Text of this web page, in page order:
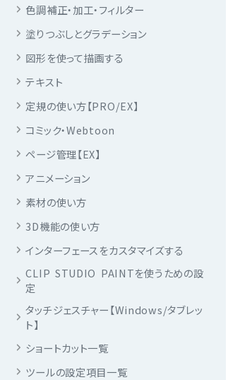
色調補正・加工・フィルター
塗りつぶしとグラデーション
図形を使って描画する
テキスト
定規の使い方【PRO/EX】
コミック・Webtoon
ページ管理【EX】
アニメーション
素材の使い方
3D機能の使い方
インターフェースをカスタマイズする
CLIP STUDIO PAINTを使うための設
定
タッチジェスチャー【Windows/タブレッ
ト】
ショートカット一覧
ツールの設定項目一覧